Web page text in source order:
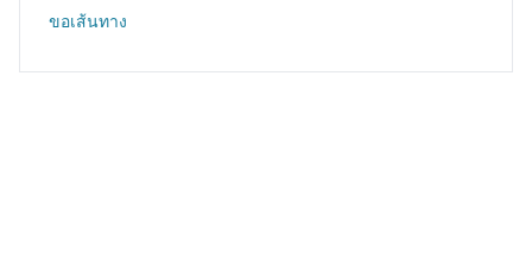
ขอเส้นทาง